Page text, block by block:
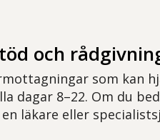
och
som kan
dagar 8–22. Om du
läkare eller